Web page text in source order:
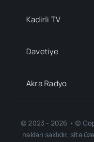
Kadirli TV
Davetiye
Akra Radyo
© 2023 - 2026 • ©
hakları saklıdır, site